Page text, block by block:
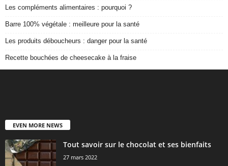
Les compléments alimentaires : pourquoi ?
Barre 100% végétale : meilleure pour la santé
Les produits déboucheurs : danger pour la santé
Recette bouchées de cheesecake à la fraise
EVEN MORE NEWS
Tout savoir sur le chocolat et ses bienfaits
27 mars 2022